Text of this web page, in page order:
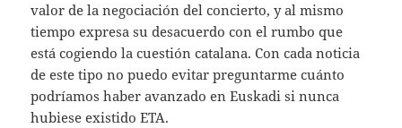
valor de la negociación del concierto, y al mismo
tiempo expresa su desacuerdo con el rumbo que
está cogiendo la cuestión catalana. Con cada noticia
de este tipo no puedo evitar preguntarme cuánto
podríamos haber avanzado en Euskadi si nunca
hubiese existido ETA.